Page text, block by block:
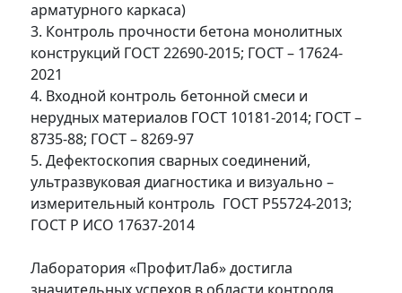
арматурного каркаса)
3. Контроль прочности бетона монолитных
конструкций ГОСТ 22690-2015; ГОСТ – 17624-
2021
4. Входной контроль бетонной смеси и
нерудных материалов ГОСТ 10181-2014; ГОСТ –
8735-88; ГОСТ – 8269-97
5. Дефектоскопия сварных соединений,
ультразвуковая диагностика и визуально –
измерительный контроль ГОСТ Р55724-2013;
ГОСТ Р ИСО 17637-2014
Лаборатория «ПрофитЛаб» достигла